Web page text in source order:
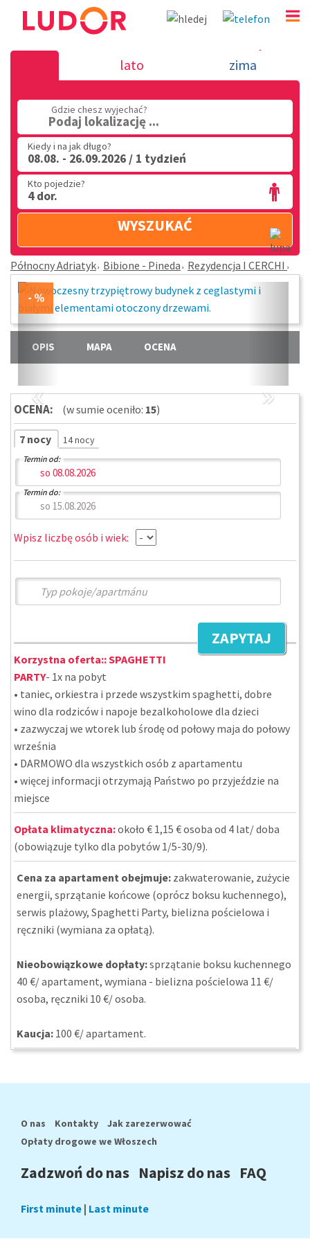
Rezydencja I CERCHI - Bibione - Pineda - Północny
lato zima
Gdzie chesz wyjechać?
Podaj lokalizację ...
Kiedy i na jak długo?
08.08. - 26.09.2026 / 1 tydzień
Kto pojedzie?
4 dor.
WYSZUKAĆ
Północny Adriatyk Bibione - Pineda Rezydencja I CERCHI
« »
OPIS MAPA OCENA
OCENA: (w sumie oceniło: 15)
7 nocy 14 nocy
Termin od:
Termin do:
Wpisz liczbę osób i wiek:
ZAPYTAJ
Korzystna oferta::SPAGHETTI
PARTY- 1x na pobyt
• taniec, orkiestra i przede wszystkim spaghetti, dobre
wino dla rodziców i napoje bezalkoholowe dla dzieci
• zazwyczaj we wtorek lub środę od połowy maja do połowy
września
• DARMOWO dla wszystkich osób z apartamentu
• więcej informacji otrzymają Państwo po przyjeździe na
miejsce
Opłata klimatyczna:około € 1,15 € osoba od 4 lat/ doba
(obowiązuje tylko dla pobytów 1/5-30/9).
Cena za apartament obejmuje: zakwaterowanie, zużycie
energii, sprzątanie końcowe (oprócz boksu kuchennego),
serwis plażowy, Spaghetti Party, bielizna pościelowa i
ręczniki (wymiana za opłatą).
Nieobowiązkowe dopłaty:sprzątanie boksu kuchennego
40 €/ apartament, wymiana - bielizna pościelowa 11 €/
osoba, ręczniki 10 €/ osoba.
Kaucja: 100 €/ apartament.
O nas Kontakty
Jak zarezerwować
Opłaty drogowe we Włoszech
Zadzwoń do nas Napisz do nas FAQ
First minute | Last minute